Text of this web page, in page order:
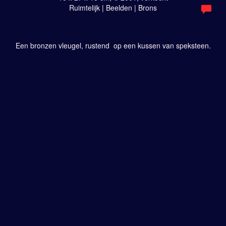
Ruimtelijk | Beelden | Brons
Een bronzen vleugel, rustend op een kussen van speksteen.